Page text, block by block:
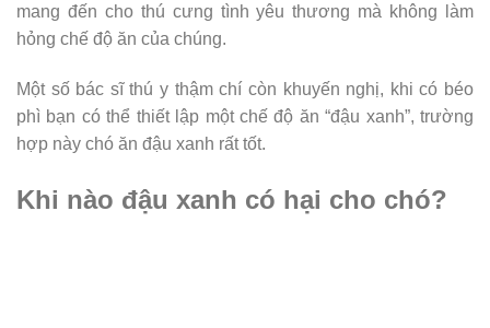
mang đến cho thú cưng tình yêu thương mà không làm
hỏng chế độ ăn của chúng.
Một số bác sĩ thú y thậm chí còn khuyến nghị, khi có béo
phì bạn có thể thiết lập một chế độ ăn “đậu xanh”, trường
hợp này chó ăn đậu xanh rất tốt.
Khi nào đậu xanh có hại cho chó?